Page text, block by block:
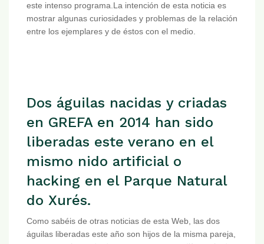
este intenso programa.La intención de esta noticia es
mostrar algunas curiosidades y problemas de la relación
entre los ejemplares y de éstos con el medio.
Dos águilas nacidas y criadas
en GREFA en 2014 han sido
liberadas este verano en el
mismo nido artificial o
hacking en el Parque Natural
do Xurés.
Como sabéis de otras noticias de esta Web, las dos
águilas liberadas este año son hijos de la misma pareja,